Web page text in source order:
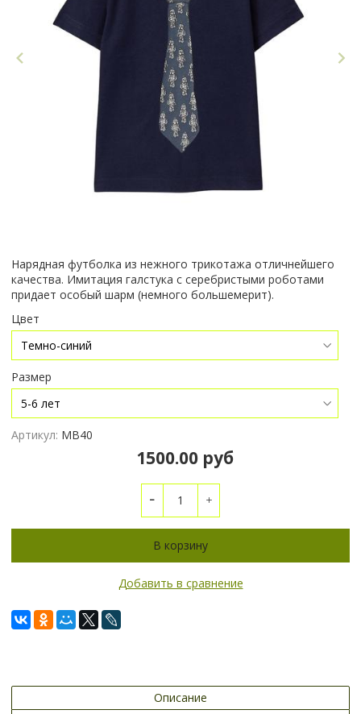
Нарядная футболка из нежного трикотажа отличнейшего
качества. Имитация галстука с серебристыми роботами
придает особый шарм (немного большемерит).
Цвет
Размер
Артикул: МВ40
1500.00 руб
В корзину
Добавить в сравнение
Описание